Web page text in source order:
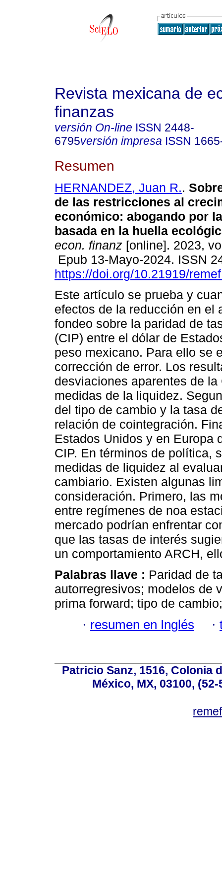
Revista mexicana de
finanzas
versión On-line ISSN 2448-
6795versión impresa ISSN
Resumen
HERNANDEZ, Juan R..
de las restricciones al
económico: abogando por
basada en la huella
econ. finanz [online]. 2023,
Epub 13-Mayo-2024. ISSN
https://doi.org/10.21919/
Este artículo se prueba y
efectos de la reducción en el
fondeo sobre la paridad de
(CIP) entre el dólar de
peso mexicano. Para ello se
corrección de error. Los
desviaciones aparentes de
medidas de la liquidez.
del tipo de cambio y la tasa
relación de cointegración.
Estados Unidos y en Europa
CIP. En términos de política,
medidas de liquidez al
cambiario. Existen algunas
consideración. Primero, las
entre regímenes de noa
mercado podrían enfrentar
que las tasas de interés
un comportamiento ARCH,
Palabras llave : Paridad de
autorregresivos; modelos de
prima forward; tipo de
· resumen en Inglés ·
Patricio Sanz, 1516, Colonia
México, MX, 03100,